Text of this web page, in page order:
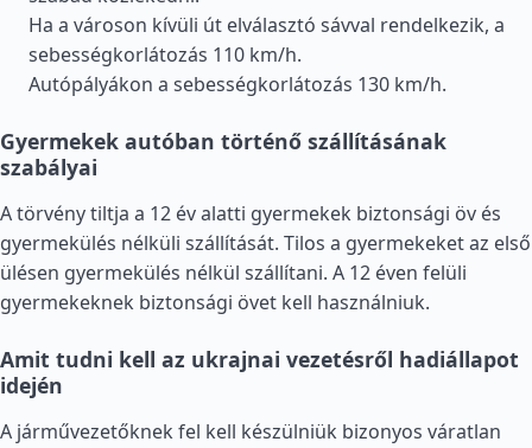
Ha a városon kívüli út elválasztó sávval rendelkezik, a
sebességkorlátozás 110 km/h.
Autópályákon a sebességkorlátozás 130 km/h.
Gyermekek autóban történő szállításának
szabályai
A törvény tiltja a 12 év alatti gyermekek biztonsági öv és
gyermekülés nélküli szállítását. Tilos a gyermekeket az első
ülésen gyermekülés nélkül szállítani. A 12 éven felüli
gyermekeknek biztonsági övet kell használniuk.
Amit tudni kell az ukrajnai vezetésről hadiállapot
idején
A járművezetőknek fel kell készülniük bizonyos váratlan